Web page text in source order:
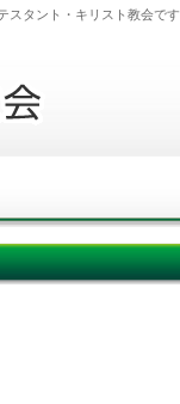
スタント・キリスト教会で